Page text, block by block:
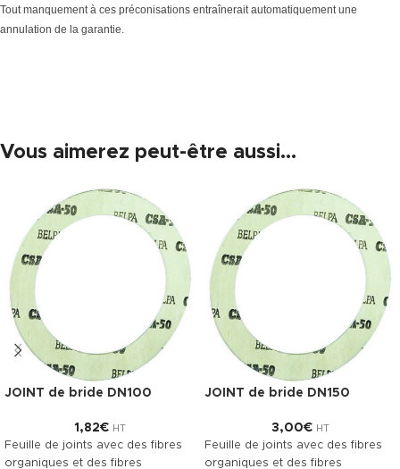
Tout manquement à ces préconisations entraînerait automatiquement une
annulation de la garantie.
Vous aimerez peut-être aussi…
JOINT de bride DN100
1,82€ HT
Feuille de joints avec des fibres
organiques et des fibres
JOINT de bride DN150
3,00€ HT
Feuille de joints avec des fibres
organiques et des fibres